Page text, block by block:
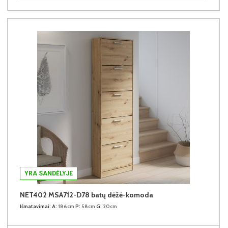
YRA SANDĖLYJE
NET402 MSA712-D78 batų dėžė-komoda
Išmatavimai: A: 186cm P: 58cm G: 20cm